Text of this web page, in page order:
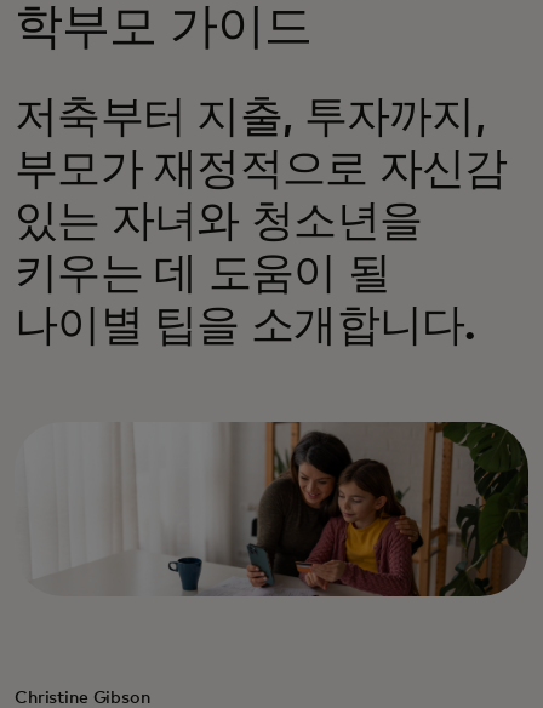
뉴스 & 인사이트
학부모 가이드
저축부터 지출, 투자까지,
부모가 재정적으로 자신감
있는 자녀와 청소년을
키우는 데 도움이 될
나이별 팁을 소개합니다.
Christine Gibson